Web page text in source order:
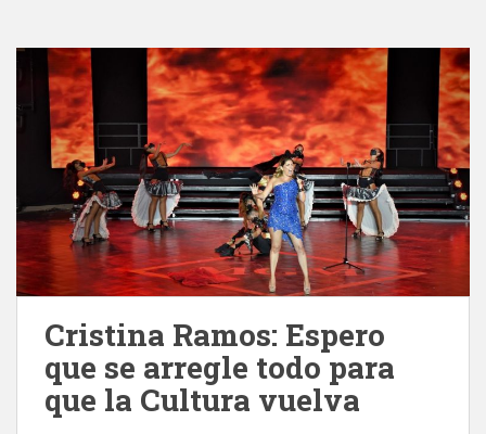
Cristina Ramos: Espero
que se arregle todo para
que la Cultura vuelva